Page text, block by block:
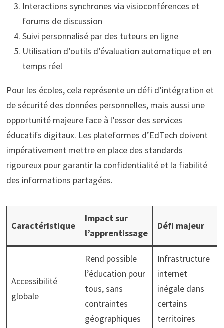
Interactions synchrones via visioconférences et
forums de discussion
Suivi personnalisé par des tuteurs en ligne
Utilisation d’outils d’évaluation automatique et en
temps réel
Pour les écoles, cela représente un défi d’intégration et
de sécurité des données personnelles, mais aussi une
opportunité majeure face à l’essor des services
éducatifs digitaux. Les plateformes d’EdTech doivent
impérativement mettre en place des standards
rigoureux pour garantir la confidentialité et la fiabilité
des informations partagées.
Caractéristique
Impact sur
l’apprentissage
Défi majeur
Accessibilité
globale
Rend possible
l’éducation pour
tous, sans
contraintes
géographiques
Infrastructure
internet
inégale dans
certains
territoires